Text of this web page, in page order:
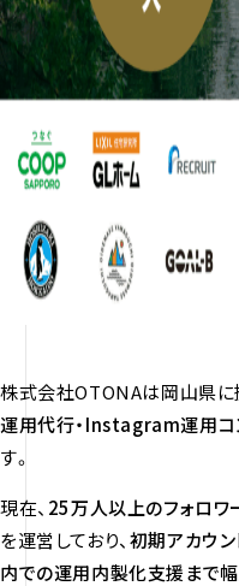
株式会社OTONAは岡山県に
運用代行・Instagram運用コ
す。
現在、 25万人以上のフォロワ
を運営しており、 初期アカウン
内での運用内製化支援まで幅